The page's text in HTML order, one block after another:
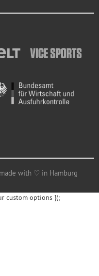
with ♡ in Hamburg
custom options });